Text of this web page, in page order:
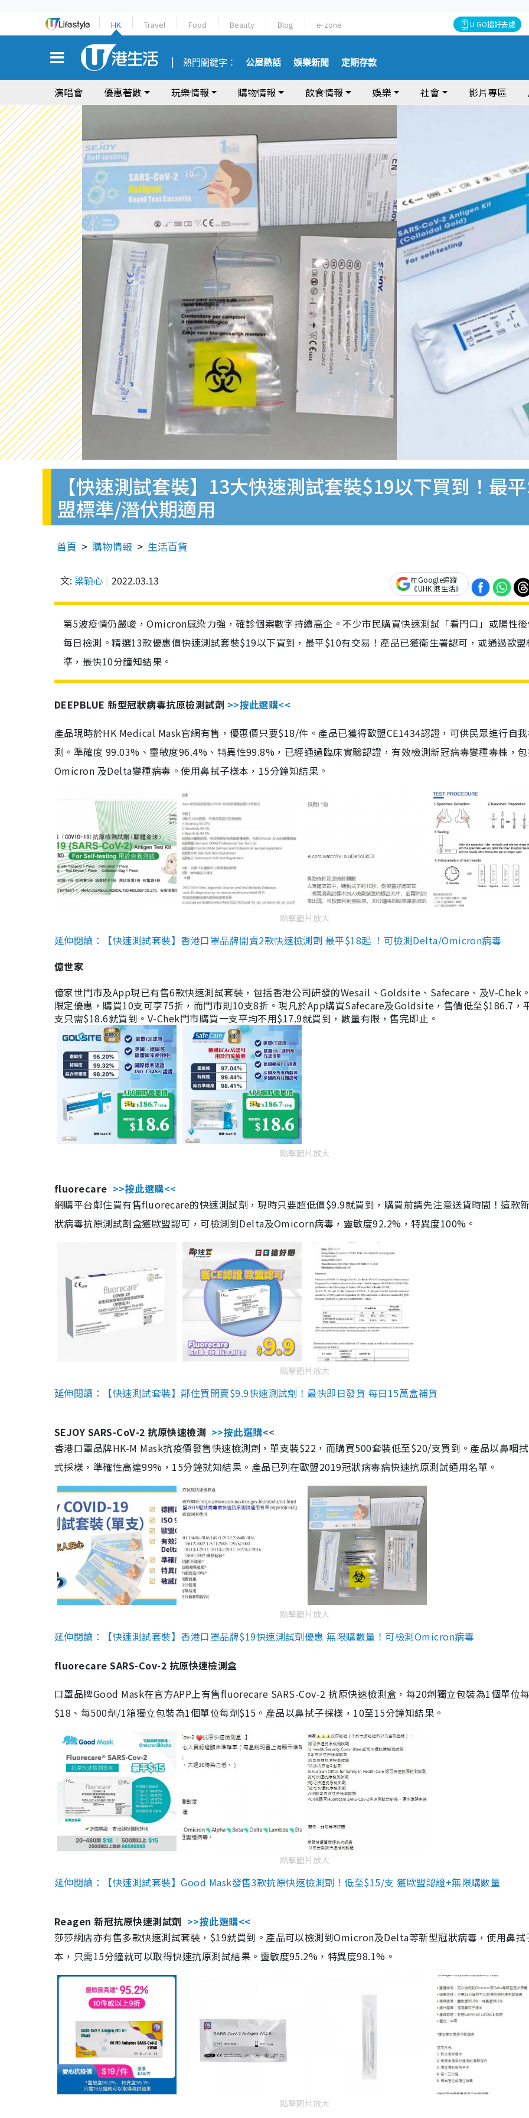
HK Travel Food Beauty Blog e-zone U GO搵好去處
熱門關鍵字： 公屋熱話 娛樂新聞 定期存款
演唱會 優惠著數 玩樂情報 購物情報 飲食情報 娛樂 社會 影片專區
【快速測試套裝】13大快速測試套裝$19以下買到！最
盟標準/潛伏期適用
首頁 購物情報 生活百貨
文: 梁穎心 2022.03.13
在Google追蹤
《UHK 港生活》
第5波疫情仍嚴峻，Omicron感染力強，確診個案數字持續高企。不少市民購買快速測試「看門口」或陽性
每日檢測。精選13款優惠價快速測試套裝$19以下買到，最平$10有交易！產品已獲衛生署認可，或通過歐盟
準，最快10分鐘知結果。
DEEPBLUE 新型冠狀病毒抗原檢測試劑 >>按此選購<<
產品現時於HK Medical Mask官網有售，優惠價只要$18/件。產品已獲得歐盟CE1434認證，可供民眾進行自
測。準確度 99.03%、靈敏度96.4%、特異性99.8%，已經通過臨床實驗認證，有效檢測新冠病毒變種毒株，
Omicron 及Delta變種病毒。使用鼻拭子樣本，15分鐘知結果。
點擊圖片放大
延伸閱讀：【快速測試套裝】香港口罩品牌開賣2款快速檢測劑 最平$18起 ！可檢測Delta/Omicron病毒
億世家
億家世門市及App現已有售6款快速測試套裝，包括香港公司研發的Wesail、Goldsite、Safecare、及V-Chek
限定優惠，購買10支可享75折，而門市則10支8折。現凡於App購買Safecare及Goldsite，售價低至$186.7，
支只需$18.6就買到。V-Chek門市購買一支平均不用$17.9就買到，數量有限，售完即止。
點擊圖片放大
fluorecare >>按此選購<<
網購平台鄰住買有售fluorecare的快速測試劑，現時只要超低價$9.9就買到，購買前請先注意送貨時間！這款
狀病毒抗原測試劑盒獲歐盟認可，可檢測到Delta及Omicorn病毒，靈敏度92.2%，特異度100%。
點擊圖片放大
延伸閱讀：【快速測試套裝】鄰住買開賣$9.9快速測試劑！最快即日發貨 每日15萬盒補貨
SEJOY SARS-CoV-2 抗原快速檢測 >>按此選購<<
香港口罩品牌HK-M Mask抗疫價發售快速檢測劑，單支裝$22，而購買500套裝低至$20/支買到。產品以鼻咽
式採樣，準確性高達99%，15分鐘就知結果。產品已列在歐盟2019冠狀病毒病快速抗原測試通用名單。
點擊圖片放大
延伸閱讀：【快速測試套裝】香港口罩品牌$19快速測試劑優惠 無限購數量！可檢測Omicron病毒
fluorecare SARS-Cov-2 抗原快速檢測盒
口罩品牌Good Mask在官方APP上有售fluorecare SARS-Cov-2 抗原快速檢測盒，每20劑獨立包裝為1個單位
$18、每500劑/1箱獨立包裝為1個單位每劑$15。產品以鼻拭子採樣，10至15分鐘知結果。
點擊圖片放大
延伸閱讀：【快速測試套裝】Good Mask發售3款抗原快速檢測劑！低至$15/支 獲歐盟認證+無限購數量
Reagen 新冠抗原快速測試劑 >>按此選購<<
莎莎網店亦有售多款快速測試套裝，$19就買到。產品可以檢測到Omicron及Delta等新型冠狀病毒，使用鼻拭
本，只需15分鐘就可以取得快速抗原測試結果。靈敏度95.2%，特異度98.1%。
點擊圖片放大